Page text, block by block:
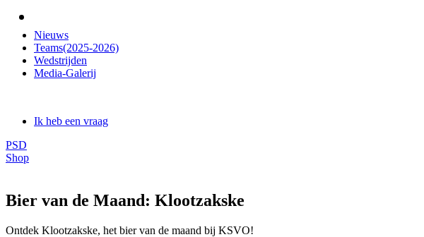
Nieuws
Teams(2025-2026)
Wedstrijden
Media-Galerij
Ik heb een vraag
PSD
Shop
Bier van de Maand: Klootzakske
Ontdek Klootzakske, het bier van de maand bij KSVO!